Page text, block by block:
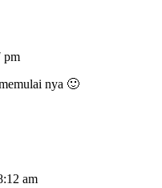
pm
nya 🙂
am